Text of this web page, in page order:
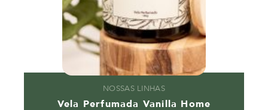
NOSSAS LINHAS
Vela Perfumada Vanilla Home